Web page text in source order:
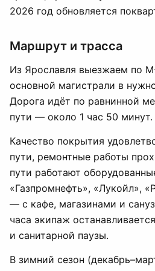
2026 год обновляется
Маршрут и трасса
Из Ярославля выезжаем по
основной магистрали в
Дорога идёт по равнинной
пути — около 1 час 50 минут.
Качество покрытия
пути, ремонтные работы
пути работают
«Газпромнефть», «Лукойл»,
— с кафе, магазинами и
часа экипаж
и санитарной паузы.
В зимний сезон